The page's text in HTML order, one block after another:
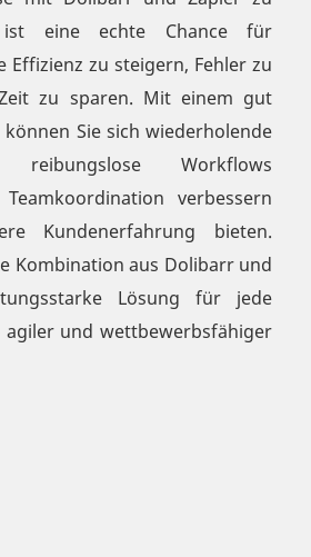
ist eine echte Chance für
Effizienz zu steigern, Fehler zu
zu sparen. Mit einem gut
Sie sich wiederholende
Workflows
verbessern
Kundenerfahrung bieten.
Kombination aus Dolibarr und
Lösung für jede
agiler und wettbewerbsfähiger